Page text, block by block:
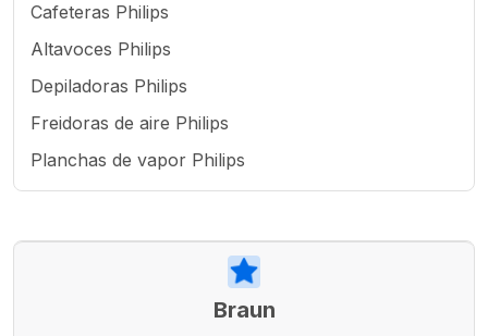
Cafeteras Philips
Altavoces Philips
Depiladoras Philips
Freidoras de aire Philips
Planchas de vapor Philips
Braun